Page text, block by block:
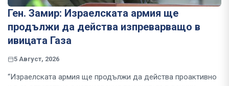
Ген. Замир: Израелската армия ще
продължи да действа изпреварващо в
ивицата Газа
5 Август, 2026
“Израелската армия ще продължи да действа проактивно